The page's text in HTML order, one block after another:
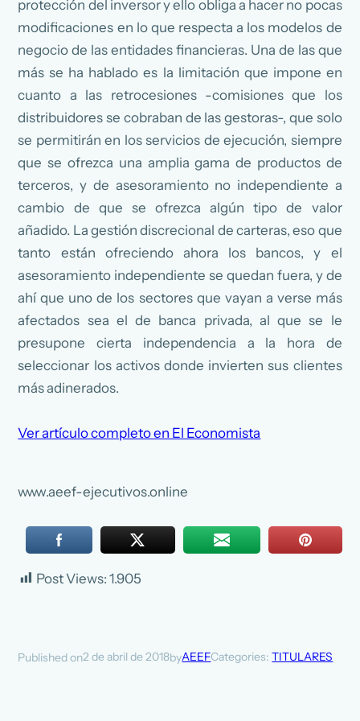
protección del inversor y ello obliga a hacer no pocas
modificaciones en lo que respecta a los modelos de
negocio de las entidades financieras. Una de las que
más se ha hablado es la limitación que impone en
cuanto a las retrocesiones -comisiones que los
distribuidores se cobraban de las gestoras-, que solo
se permitirán en los servicios de ejecución, siempre
que se ofrezca una amplia gama de productos de
terceros, y de asesoramiento no independiente a
cambio de que se ofrezca algún tipo de valor
añadido. La gestión discrecional de carteras, eso que
tanto están ofreciendo ahora los bancos, y el
asesoramiento independiente se quedan fuera, y de
ahí que uno de los sectores que vayan a verse más
afectados sea el de banca privada, al que se le
presupone cierta independencia a la hora de
seleccionar los activos donde invierten sus clientes
más adinerados.
Ver artículo completo en El Economista
www.aeef-ejecutivos.online
Post Views: 1.905
Published on2 de abril de 2018byAEEFCategories:TITULARES